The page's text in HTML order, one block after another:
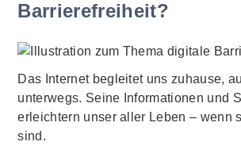
Barrierefreiheit?
Das Internet begleitet uns zuhause,
unterwegs. Seine Informationen und
erleichtern unser aller Leben – wenn
sind.